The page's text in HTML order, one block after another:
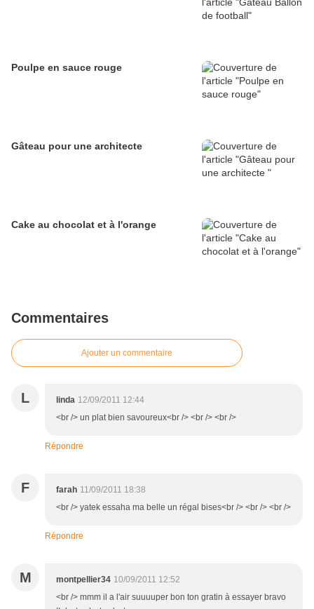
Poulpe en sauce rouge
Gâteau pour une architecte
Cake au chocolat et à l'orange
Commentaires
Ajouter un commentaire
L linda 12/09/2011 12:44
<br /> un plat bien savoureux<br /> <br /> <br />
Répondre
F farah 11/09/2011 18:38
<br /> yatek essaha ma belle un régal bises<br /> <br /> <br />
Répondre
M montpellier34 10/09/2011 12:52
<br /> mmm il a l'air suuuuper bon ton gratin à essayer bravo